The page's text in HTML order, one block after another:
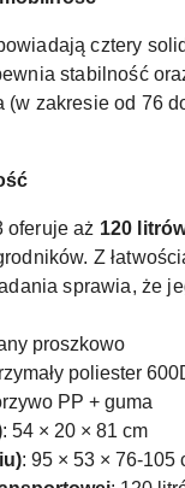
cztery
stabilność
(w zakresie od 76
oferuje aż 120
Z
sprawia, że
proszkowo
poliester
PP + guma
: 54 × 20 × 81 cm
: 95 × 53 × 76-105